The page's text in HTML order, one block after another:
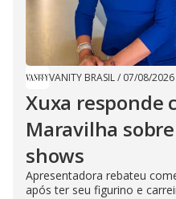
VANITY BRASIL/ 07/08/2026
Xuxa responde
Maravilha
shows
Apresentadora rebateu
após ter seu figurino e